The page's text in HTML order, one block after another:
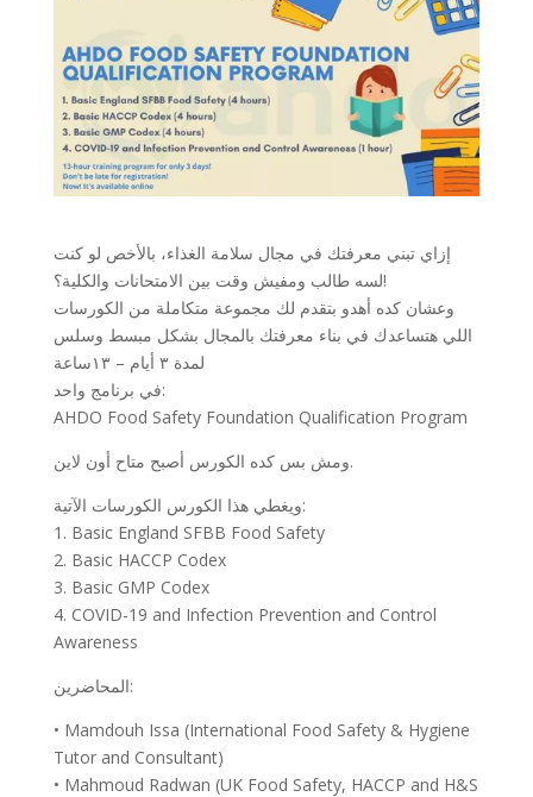
إزاي تبني معرفتك في مجال سلامة الغذاء، بالأخص لو كنت
لسه طالب ومفيش وقت بين الامتحانات والكلية؟!
وعشان كده أهدو بتقدم لك مجموعة متكاملة من الكورسات
اللي هتساعدك في بناء معرفتك بالمجال بشكل مبسط وسلس
لمدة ۳ أيام – ١٣ساعة
في برنامج واحد:
AHDO Food Safety Foundation Qualification Program
ومش بس كده الكورس أصبح متاح أون لاين.
ويغطي هذا الكورس الكورسات الآتية:
1. Basic England SFBB Food Safety
2. Basic HACCP Codex
3. Basic GMP Codex
4. COVID-19 and Infection Prevention and Control
Awareness
المحاضرين:
• Mamdouh Issa (International Food Safety & Hygiene
Tutor and Consultant)
• Mahmoud Radwan (UK Food Safety, HACCP and H&S